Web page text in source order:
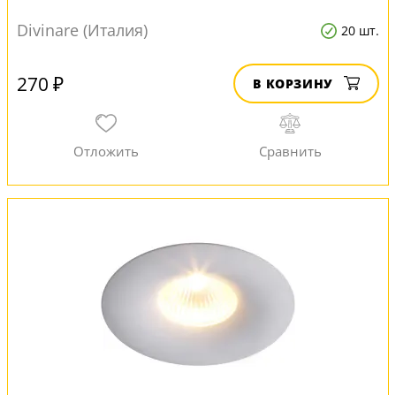
Divinare (Италия) 20 шт.
270 ₽ В КОРЗИНУ